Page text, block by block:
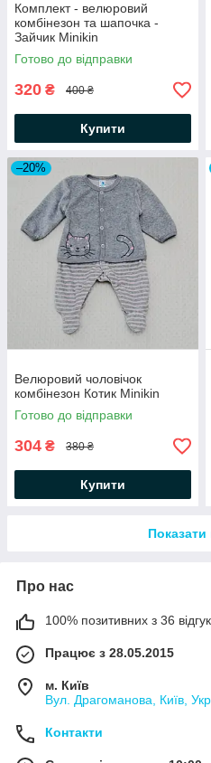
Комплект - велюровий
комбінезон та шапочка -
Зайчик Minikin
Готово до відправки
320 ₴ 400 ₴
Купити
–20%
Велюровий чоловічок
комбінезон Котик Minikin
Готово до відправки
304 ₴ 380 ₴
Купити
Про нас
100% позитивних з 36
Працює з 28.05.2015
м. Київ
Вул. Драгоманова, Київ,
Контакти